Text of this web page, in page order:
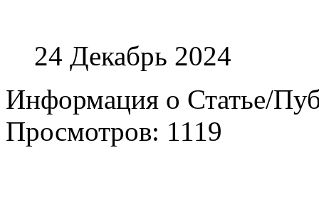
24 Декабрь 2024
Информация о Статье/
Просмотров: 1119